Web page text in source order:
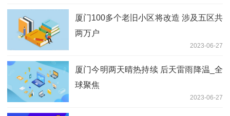
厦门100多个老旧小区将改造 涉及五区共
两万户
2023-06-27
厦门今明两天晴热持续 后天雷雨降温_全
球聚焦
2023-06-27